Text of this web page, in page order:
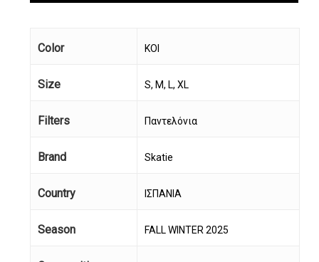
Color KOI
Size S, M, L, XL
Filters Παντελόνια
Brand Skatie
Country ΙΣΠΑΝΙΑ
Season FALL WINTER 2025